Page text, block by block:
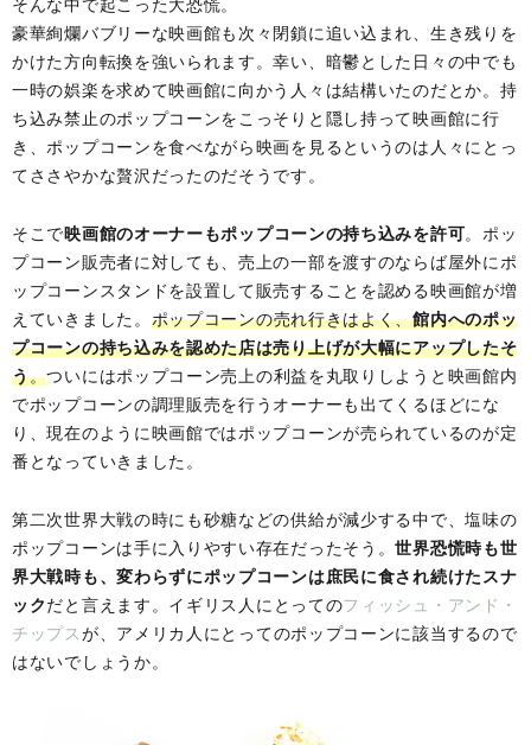
そんな中で起こった大恐慌。
豪華絢爛バブリーな映画館も次々閉鎖に追い込まれ、生き残りを
かけた方向転換を強いられます。幸い、暗鬱とした日々の中でも
一時の娯楽を求めて映画館に向かう人々は結構いたのだとか。持
ち込み禁止のポップコーンをこっそりと隠し持って映画館に行
き、ポップコーンを食べながら映画を見るというのは人々にとっ
てささやかな贅沢だったのだそうです。
そこで映画館のオーナーもポップコーンの持ち込みを許可。ポッ
プコーン販売者に対しても、売上の一部を渡すのならば屋外にポ
ップコーンスタンドを設置して販売することを認める映画館が増
えていきました。 ポップコーンの売れ行きはよく、館内へのポッ
プコーンの持ち込みを認めた店は売り上げが大幅にアップしたそ
う。ついにはポップコーン売上の利益を丸取りしようと映画館内
でポップコーンの調理販売を行うオーナーも出てくるほどにな
り、現在のように映画館ではポップコーンが売られているのが定
番となっていきました。
第二次世界大戦の時にも砂糖などの供給が減少する中で、塩味の
ポップコーンは手に入りやすい存在だったそう。世界恐慌時も世
界大戦時も、変わらずにポップコーンは庶民に食され続けたスナ
ックだと言えます。イギリス人にとってのフィッシュ・アンド・
チップスが、アメリカ人にとってのポップコーンに該当するので
はないでしょうか。